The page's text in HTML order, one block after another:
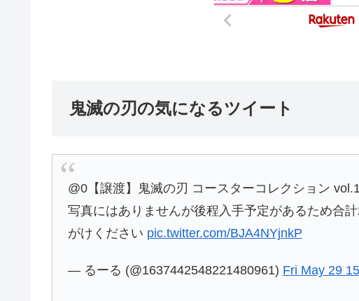
鬼滅の刃の気になるツイート
@0【譲渡】鬼滅の刃 コースターコレクション
写真にはありませんが後程入手予定があるため合
がけください pic.twitter.com/BJA4NYjnkP
— るーる (@1637442548221480961) Fri May 29